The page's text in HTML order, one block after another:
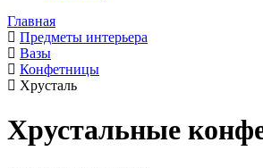
Главная
Предметы интерьера
Вазы
Конфетницы
Хрусталь
Хрустальные